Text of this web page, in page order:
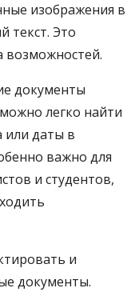
изображения в
текст. Это
возможностей.
документы
легко найти
или даты в
важно для
и студентов,
и
документы.